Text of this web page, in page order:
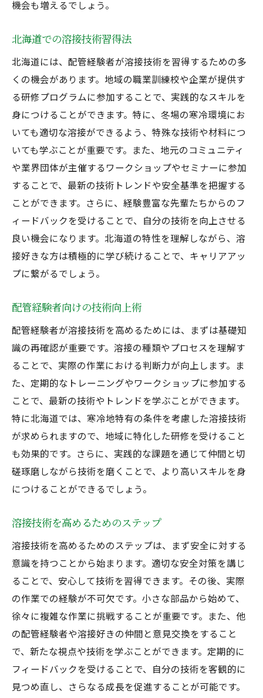
機会も増えるでしょう。
北海道での溶接技術習得法
北海道には、配管経験者が溶接技術を習得するための多
くの機会があります。地域の職業訓練校や企業が提供す
る研修プログラムに参加することで、実践的なスキルを
身につけることができます。特に、冬場の寒冷環境にお
いても適切な溶接ができるよう、特殊な技術や材料につ
いても学ぶことが重要です。また、地元のコミュニティ
や業界団体が主催するワークショップやセミナーに参加
することで、最新の技術トレンドや安全基準を把握する
ことができます。さらに、経験豊富な先輩たちからのフ
ィードバックを受けることで、自分の技術を向上させる
良い機会になります。北海道の特性を理解しながら、溶
接好きな方は積極的に学び続けることで、キャリアアッ
プに繋がるでしょう。
配管経験者向けの技術向上術
配管経験者が溶接技術を高めるためには、まずは基礎知
識の再確認が重要です。溶接の種類やプロセスを理解す
ることで、実際の作業における判断力が向上します。ま
た、定期的なトレーニングやワークショップに参加する
ことで、最新の技術やトレンドを学ぶことができます。
特に北海道では、寒冷地特有の条件を考慮した溶接技術
が求められますので、地域に特化した研修を受けること
も効果的です。さらに、実践的な課題を通じて仲間と切
磋琢磨しながら技術を磨くことで、より高いスキルを身
につけることができるでしょう。
溶接技術を高めるためのステップ
溶接技術を高めるためのステップは、まず安全に対する
意識を持つことから始まります。適切な安全対策を講じ
ることで、安心して技術を習得できます。その後、実際
の作業での経験が不可欠です。小さな部品から始めて、
徐々に複雑な作業に挑戦することが重要です。また、他
の配管経験者や溶接好きの仲間と意見交換をすること
で、新たな視点や技術を学ぶことができます。定期的に
フィードバックを受けることで、自分の技術を客観的に
見つめ直し、さらなる成長を促進することが可能です。